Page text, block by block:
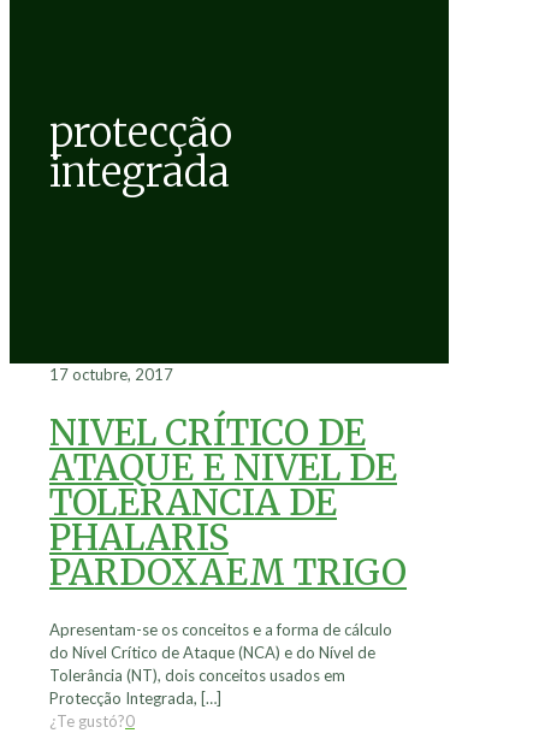
protecção
integrada
17 octubre, 2017
NIVEL CRÍTICO DE
ATAQUE E NIVEL DE
TOLERANCIA DE
PHALARIS
PARDOXAEM TRIGO
Apresentam-se os conceitos e a forma de cálculo
do Nível Crítico de Ataque (NCA) e do Nível de
Tolerância (NT), dois conceitos usados em
Protecção Integrada, […]
¿Te gustó?0